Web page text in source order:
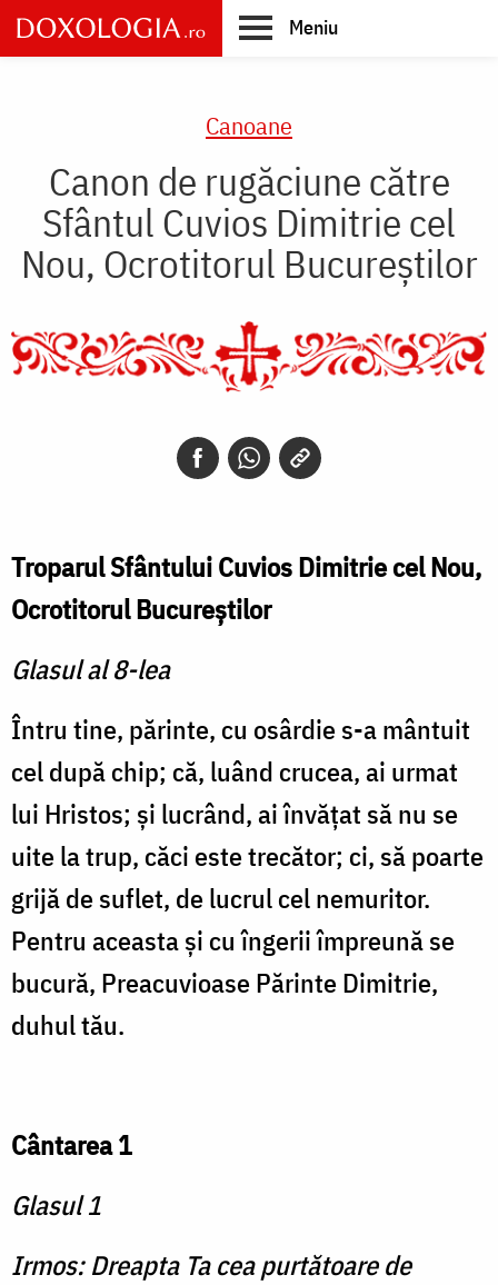
Skip
to
main
Meniu
Canoane
Canon de rugăciune către
Sfântul Cuvios Dimitrie cel
Nou, Ocrotitorul Bucureştilor
Troparul Sfântului Cuvios Dimitrie cel Nou,
Ocrotitorul Bucureştilor
Glasul al 8-lea
Întru tine, părinte, cu osârdie s-a mântuit
cel după chip; că, luând crucea, ai urmat
lui Hristos; şi lucrând, ai învăţat să nu se
uite la trup, căci este trecător; ci, să poarte
grijă de suflet, de lucrul cel nemuritor.
Pentru aceasta şi cu îngerii împreună se
bucură, Preacuvioase Părinte Dimitrie,
duhul tău.
Cântarea 1
Glasul 1
Irmos: Dreapta Ta cea purtătoare de